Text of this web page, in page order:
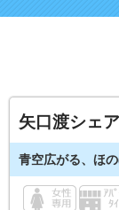
矢口渡シェ
青空広がる、ほ